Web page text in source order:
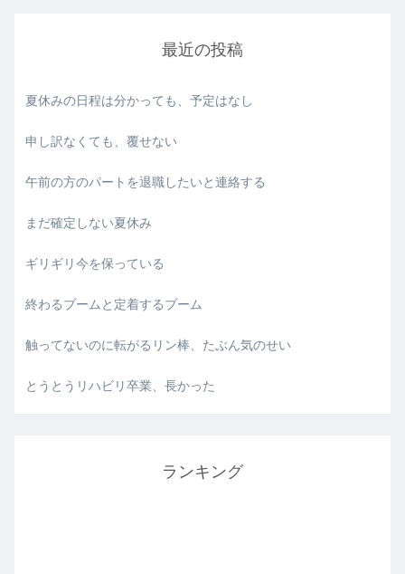
最近の投稿
夏休みの日程は分かっても、予定はなし
申し訳なくても、覆せない
午前の方のパートを退職したいと連絡する
まだ確定しない夏休み
ギリギリ今を保っている
終わるブームと定着するブーム
触ってないのに転がるリン棒、たぶん気のせい
とうとうリハビリ卒業、長かった
ランキング